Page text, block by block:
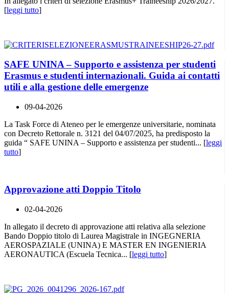
[leggi tutto]
SAFE UNINA – Supporto e assistenza per studenti
Erasmus e studenti internazionali. Guida ai contatti
utili e alla gestione delle emergenze
09-04-2026
La Task Force di Ateneo per le emergenze universitarie, nominata
con Decreto Rettorale n. 3121 del 04/07/2025, ha predisposto la
guida “ SAFE UNINA – Supporto e assistenza per studenti... [leggi
tutto]
Approvazione atti Doppio Titolo
02-04-2026
In allegato il decreto di approvazione atti relativa alla selezione
Bando Doppio titolo di Laurea Magistrale in INGEGNERIA
AEROSPAZIALE (UNINA) E MASTER EN INGENIERIA
AERONAUTICA (Escuela Tecnica... [leggi tutto]